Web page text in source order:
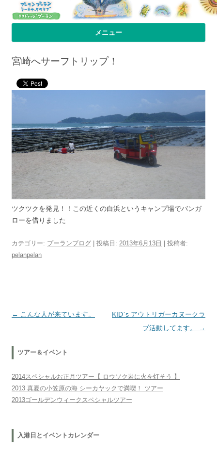
プーラン・プーラン｜小笠原父島 シ
ーカヤック 宿
小笠原父島のシーカヤックスクール＆ツアー「プーランプーランシーカ
ヤッククラブ」、森のコテージのお宿の「プーランビレッジ」のHPへよ
メニュー
宮崎へサーフトリップ！
ツクツクを発見！！この近くの白浜というキャンプ場でバンガ
ローを借りました
カテゴリー: プーランブログ | 投稿日: 2013年6月13日
投稿者:
pelanpelan
投稿ナビゲーション
← こんな人が来ています。
KID`s アウトリガーカヌークラ
ブ活動してます。
→
ツアー＆イベント
2014スペシャルお正月ツアー【 ロウソク岩に火を灯そう 】
2013 真夏の小笠原の海 シーカヤックで満喫！ ツアー
2013ゴールデンウィークスペシャルツアー
入港日とイベントカレンダー